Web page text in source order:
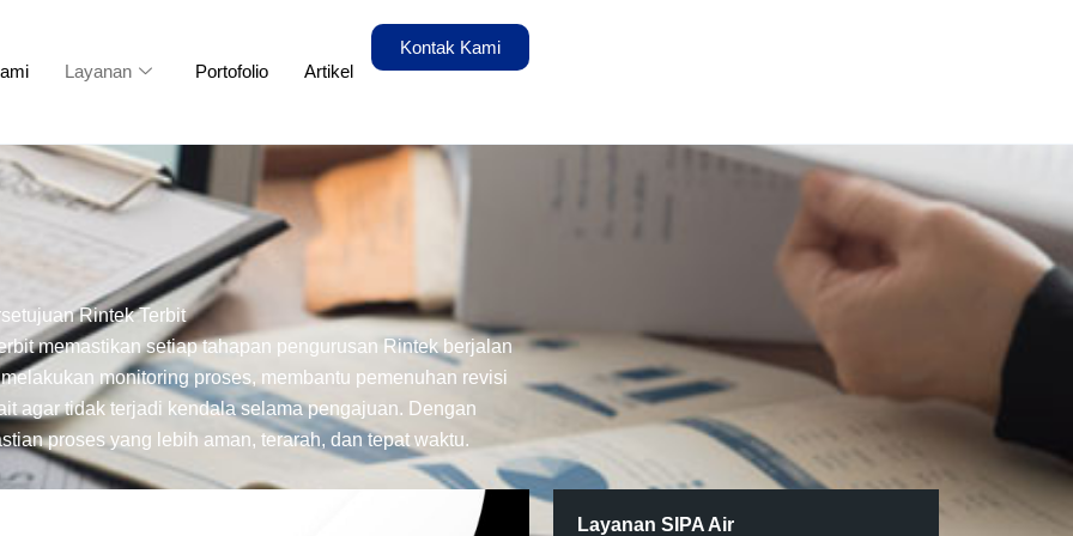
Layanan Portofolio Artikel
Kontak Kami
Rintek Terbit
memastikan setiap tahapan pengurusan Rintek berjalan
monitoring proses, membantu pemenuhan revisi
agar tidak terjadi kendala selama pengajuan. Dengan
proses yang lebih aman, terarah, dan tepat waktu.
Layanan SIPA Air